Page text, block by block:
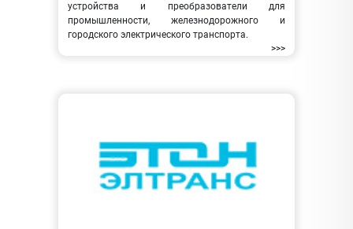
устройства и преобразователи для
промышленности, железнодорожного и
городского электрического транспорта.
>>>